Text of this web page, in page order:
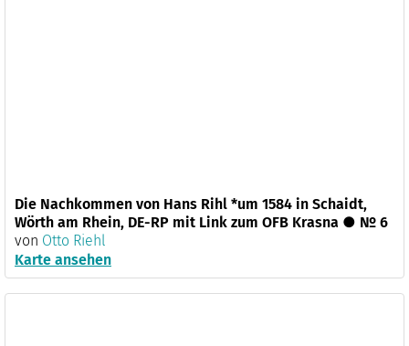
Die Nachkommen von Hans Rihl *um 1584 in Schaidt,
Wörth am Rhein, DE-RP mit Link zum OFB Krasna ● № 6
von Otto Riehl
Karte ansehen